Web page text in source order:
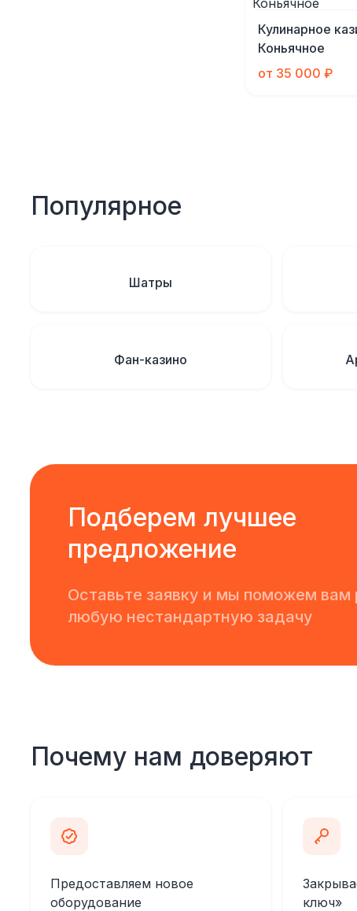
Кулинарное
Коньячное
от 35 000 ₽
Популярное
Шатры
Фан-казино
Подберем лучшее
предложение
Оставьте заявку и мы поможем вам
любую нестандартную задачу
Почему нам доверяют
Предоставляем новое
оборудование
ключ»